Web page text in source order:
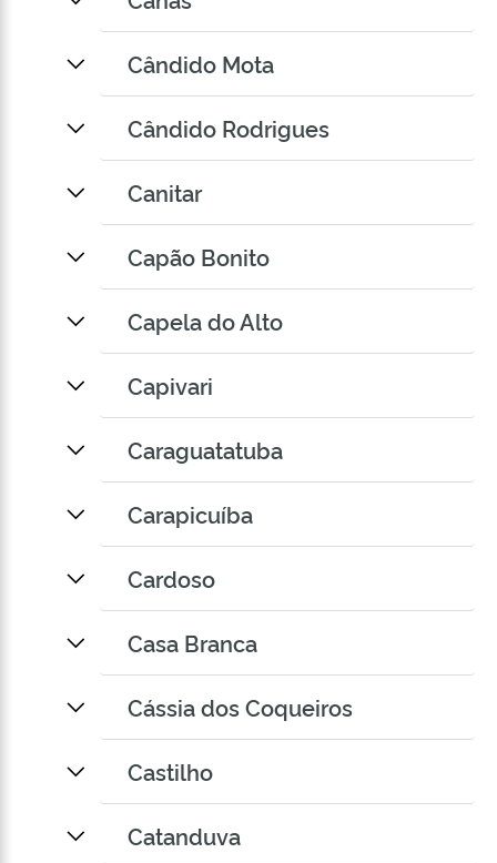
Cândido Mota
Cândido Rodrigues
Canitar
Capão Bonito
Capela do Alto
Capivari
Caraguatatuba
Carapicuíba
Cardoso
Casa Branca
Cássia dos Coqueiros
Castilho
Catanduva